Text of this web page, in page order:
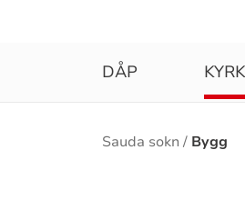
DÅP
Sauda sokn Bygg